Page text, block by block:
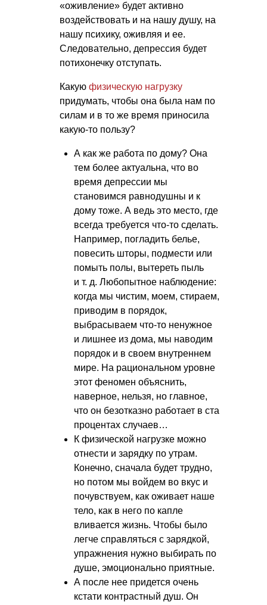
«оживление» будет активно
воздействовать и на нашу душу, на
нашу психику, оживляя и ее.
Следовательно, депрессия будет
потихонечку отступать.
Какую физическую нагрузку
придумать, чтобы она была нам по
силам и в то же время приносила
какую-то пользу?
А как же работа по дому? Она
тем более актуальна, что во
время депрессии мы
становимся равнодушны и к
дому тоже. А ведь это место, где
всегда требуется что-то сделать.
Например, погладить белье,
повесить шторы, подмести или
помыть полы, вытереть пыль
и т. д. Любопытное наблюдение:
когда мы чистим, моем, стираем,
приводим в порядок,
выбрасываем что-то ненужное
и лишнее из дома, мы наводим
порядок и в своем внутреннем
мире. На рациональном уровне
этот феномен объяснить,
наверное, нельзя, но главное,
что он безотказно работает в ста
процентах случаев…
К физической нагрузке можно
отнести и зарядку по утрам.
Конечно, сначала будет трудно,
но потом мы войдем во вкус и
почувствуем, как оживает наше
тело, как в него по капле
вливается жизнь. Чтобы было
легче справляться с зарядкой,
упражнения нужно выбирать по
душе, эмоционально приятные.
А после нее придется очень
кстати контрастный душ. Он